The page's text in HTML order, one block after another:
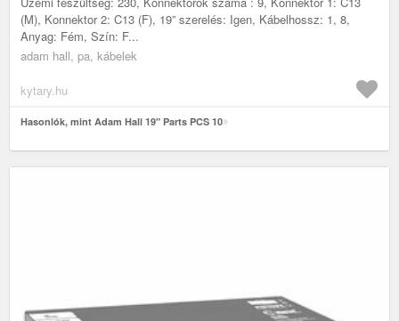
(M), Konnektor 2: C13 (F), 19” szerelés: Igen, Kábelhossz: 1, 8,
Anyag: Fém, Szín: F...
adam hall, pa, kábelek
kytary.hu
Hasonlók, mint Adam Hall 19" Parts PCS 10